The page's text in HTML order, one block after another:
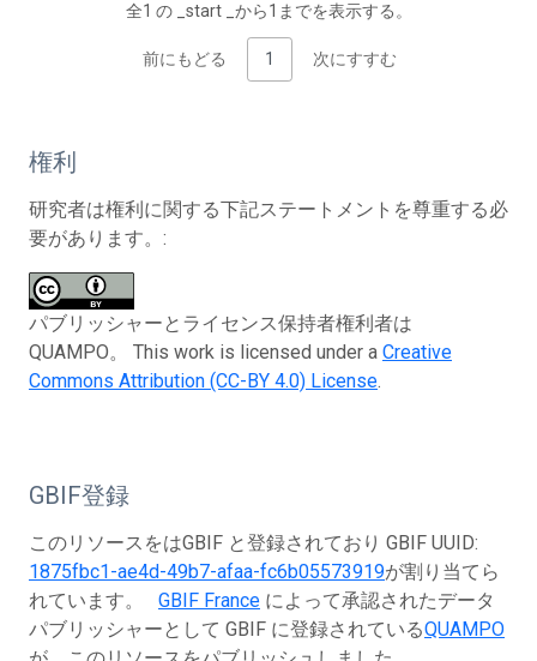
全1 の _start _から1までを表示する。
前にもどる 1 次にすすむ
権利
研究者は権利に関する下記ステートメントを尊重する必
要があります。:
パブリッシャーとライセンス保持者権利者は
QUAMPO。 This work is licensed under a Creative
Commons Attribution (CC-BY 4.0) License.
GBIF登録
このリソースをはGBIF と登録されており GBIF UUID:
1875fbc1-ae4d-49b7-afaa-fc6b05573919が割り当てら
れています。 GBIF France によって承認されたデータ
パブリッシャーとして GBIF に登録されているQUAMPO